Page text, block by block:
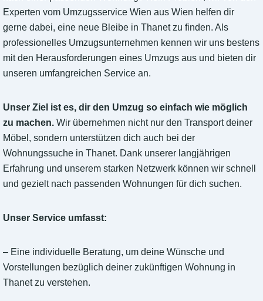
Experten vom Umzugsservice Wien aus Wien helfen dir
gerne dabei, eine neue Bleibe in Thanet zu finden. Als
professionelles Umzugsunternehmen kennen wir uns bestens
mit den Herausforderungen eines Umzugs aus und bieten dir
unseren umfangreichen Service an.
Unser Ziel ist es, dir den Umzug so einfach wie möglich
zu machen. Wir übernehmen nicht nur den Transport deiner
Möbel, sondern unterstützen dich auch bei der
Wohnungssuche in Thanet. Dank unserer langjährigen
Erfahrung und unserem starken Netzwerk können wir schnell
und gezielt nach passenden Wohnungen für dich suchen.
Unser Service umfasst:
– Eine individuelle Beratung, um deine Wünsche und
Vorstellungen bezüglich deiner zukünftigen Wohnung in
Thanet zu verstehen.